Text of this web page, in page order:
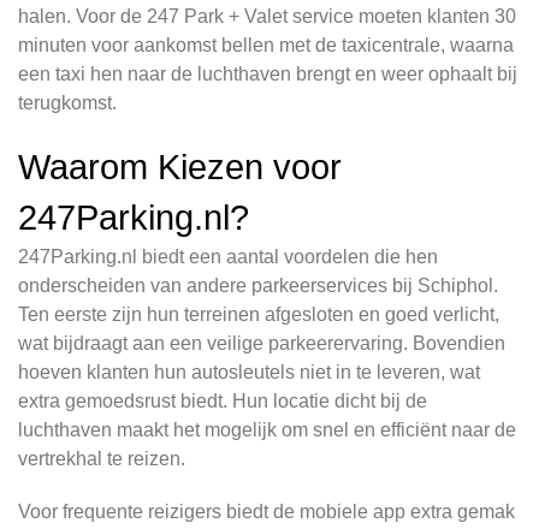
halen. Voor de 247 Park + Valet service moeten klanten 30
minuten voor aankomst bellen met de taxicentrale, waarna
een taxi hen naar de luchthaven brengt en weer ophaalt bij
terugkomst.
Waarom Kiezen voor
247Parking.nl?
247Parking.nl biedt een aantal voordelen die hen
onderscheiden van andere parkeerservices bij Schiphol.
Ten eerste zijn hun terreinen afgesloten en goed verlicht,
wat bijdraagt aan een veilige parkeerervaring. Bovendien
hoeven klanten hun autosleutels niet in te leveren, wat
extra gemoedsrust biedt. Hun locatie dicht bij de
luchthaven maakt het mogelijk om snel en efficiënt naar de
vertrekhal te reizen.
Voor frequente reizigers biedt de mobiele app extra gemak